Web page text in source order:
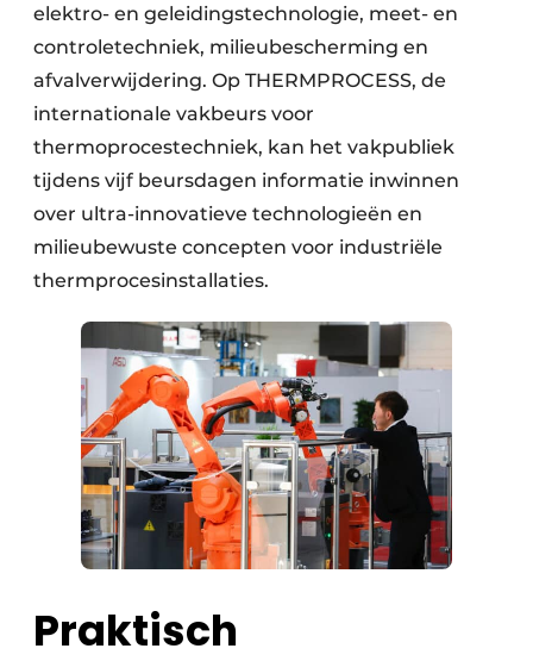
elektro- en geleidingstechnologie, meet- en
controletechniek, milieubescherming en
afvalverwijdering. Op THERMPROCESS, de
internationale vakbeurs voor
thermoprocestechniek, kan het vakpubliek
tijdens vijf beursdagen informatie inwinnen
over ultra-innovatieve technologieën en
milieubewuste concepten voor industriële
thermprocesinstallaties.
Praktisch